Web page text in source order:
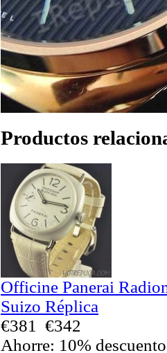
Productos
Officine Panerai
Suizo Réplica
€381
€342
Ahorre: 10% descuento